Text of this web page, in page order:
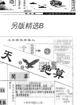
另版精选B